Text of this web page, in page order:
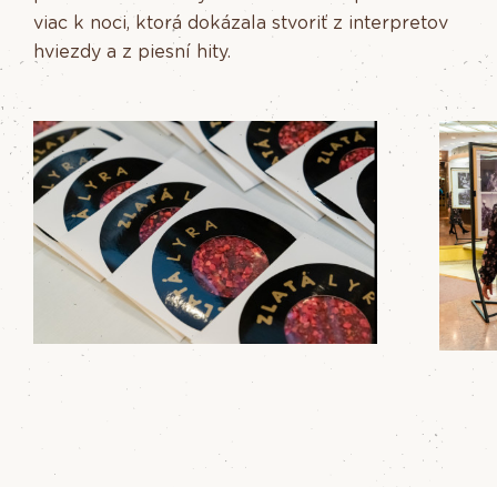
viac k noci, ktorá dokázala stvoriť z interpretov
hviezdy a z piesní hity.